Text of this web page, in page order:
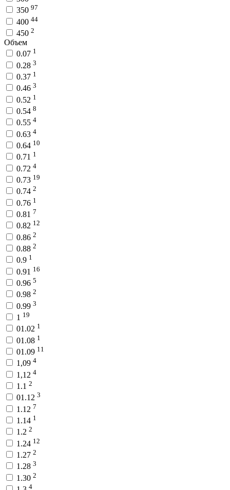
350 97
400 44
450 2
Объем
0.07 1
0.28 3
0.37 1
0.46 3
0.52 1
0.54 8
0.55 4
0.63 4
0.64 10
0.71 1
0.72 4
0.73 19
0.74 2
0.76 1
0.81 7
0.82 12
0.86 2
0.88 2
0.9 1
0.91 16
0.96 5
0.98 2
0.99 3
1 19
01.02 1
01.08 1
01.09 11
1,09 4
1,12 4
1.1 2
01.12 3
1.12 7
1.14 1
1.2 2
1.24 12
1.27 2
1.28 3
1.30 2
4